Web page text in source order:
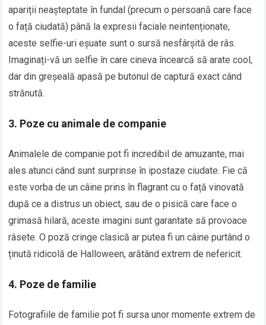
apariții neașteptate în fundal (precum o persoană care face
o față ciudată) până la expresii faciale neintenționate,
aceste selfie-uri eșuate sunt o sursă nesfârșită de râs.
Imaginați-vă un selfie în care cineva încearcă să arate cool,
dar din greșeală apasă pe butonul de captură exact când
strănută.
3. Poze cu animale de companie
Animalele de companie pot fi incredibil de amuzante, mai
ales atunci când sunt surprinse în ipostaze ciudate. Fie că
este vorba de un câine prins în flagrant cu o față vinovată
după ce a distrus un obiect, sau de o pisică care face o
grimasă hilară, aceste imagini sunt garantate să provoace
râsete. O poză cringe clasică ar putea fi un câine purtând o
ținută ridicolă de Halloween, arătând extrem de nefericit.
4. Poze de familie
Fotografiile de familie pot fi sursa unor momente extrem de